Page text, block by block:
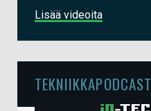
Lisää videoita
TEKNIIKKAPODCAST